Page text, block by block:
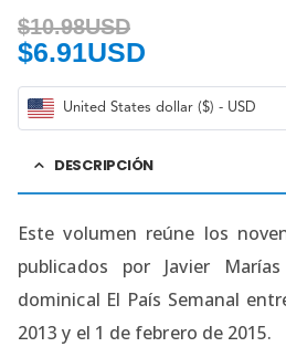
$10.98USD
$6.91USD
United States dollar ($) - USD
DESCRIPCIÓN
Este volumen reúne los
publicados por Javier
dominical El País Semanal
2013 y el 1 de febrero de 2015.